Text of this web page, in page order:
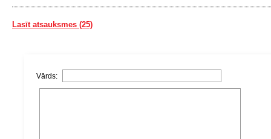
Lasīt atsauksmes (25)
Vārds: